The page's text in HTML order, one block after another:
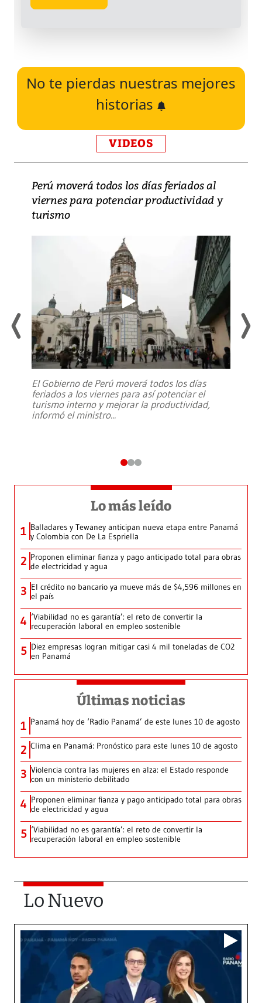
No te pierdas nuestras mejores
historias
VIDEOS
Perú moverá todos los días feriados al
viernes para potenciar productividad y
turismo
El Gobierno de Perú moverá todos los días
feriados a los viernes para así potenciar el
turismo interno y mejorar la productividad,
informó el ministro...
Lo más leído
1 Balladares y Tewaney anticipan nueva etapa entre Panamá
y Colombia con De La Espriella
2 Proponen eliminar fianza y pago anticipado total para obras
de electricidad y agua
3 El crédito no bancario ya mueve más de $4,596 millones en
el país
4 ‘Viabilidad no es garantía’: el reto de convertir la
recuperación laboral en empleo sostenible
5 Diez empresas logran mitigar casi 4 mil toneladas de CO2
en Panamá
Últimas noticias
1 Panamá hoy de ‘Radio Panamá’ de este lunes 10 de agosto
2 Clima en Panamá: Pronóstico para este lunes 10 de agosto
3 Violencia contra las mujeres en alza: el Estado responde
con un ministerio debilitado
4 Proponen eliminar fianza y pago anticipado total para obras
de electricidad y agua
5 ‘Viabilidad no es garantía’: el reto de convertir la
recuperación laboral en empleo sostenible
Lo Nuevo